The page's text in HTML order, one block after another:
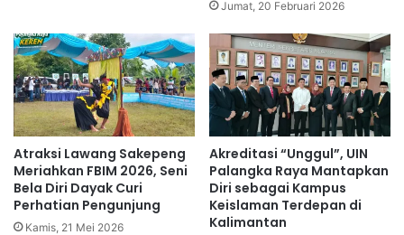
Jumat, 20 Februari 2026
Atraksi Lawang Sakepeng
Meriahkan FBIM 2026, Seni
Bela Diri Dayak Curi
Perhatian Pengunjung
Kamis, 21 Mei 2026
Akreditasi “Unggul”, UIN
Palangka Raya Mantapkan
Diri sebagai Kampus
Keislaman Terdepan di
Kalimantan